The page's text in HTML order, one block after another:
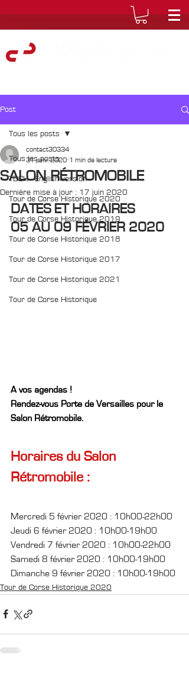
Post
Tous les posts
TDCH - English version
Tour de Corse Historique 2020
Tour de Corse Historique 2019
Tour de Corse Historique 2018
Tour de Corse Historique 2017
Tour de Corse Historique 2021
Tour de Corse Historique
Tous les posts
SALON RÉTROMOBILE
contact30334
31 janv. 2020 1 min de lecture
Dernière mise à jour : 17 juin 2020
DATES ET HORAIRES
05 AU 09 FÉVRIER 2020
A vos agendas !
Rendez-vous Porte de Versailles pour le
Salon Rétromobile.
Horaires du Salon
Rétromobile :
Mercredi 5 février 2020 : 10h00-22h00
Jeudi 6 février 2020 : 10h00-19h00
Vendredi 7 février 2020 : 10h00-22h00
Samedi 8 février 2020 : 10h00-19h00
Dimanche 9 février 2020 : 10h00-19h00
Tour de Corse Historique 2020